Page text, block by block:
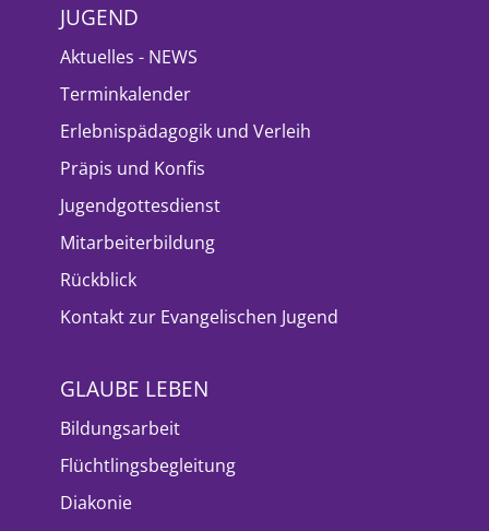
JUGEND
Aktuelles - NEWS
Terminkalender
Erlebnispädagogik und Verleih
Präpis und Konfis
Jugendgottesdienst
Mitarbeiterbildung
Rückblick
Kontakt zur Evangelischen Jugend
GLAUBE LEBEN
Bildungsarbeit
Flüchtlingsbegleitung
Diakonie